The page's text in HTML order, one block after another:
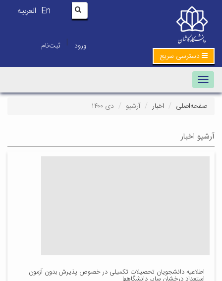
En العربیه
ورود | ثبت‌نام
دسترسی سریع
Toggle navigation
صفحه‌اصلی اخبار آرشیو دی ۱۴۰۰
آرشیو اخبار
اطلاعیه دانشجویان تحصیلات تکمیلی در خصوص پذیرش بدون آزمون